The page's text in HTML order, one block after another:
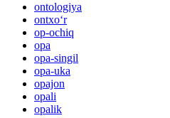
ontologiya
ontxo‘r
op-ochiq
opa
opa-singil
opa-uka
opajon
opali
opalik